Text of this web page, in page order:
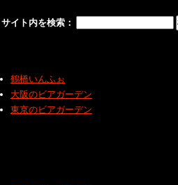
サイト内を検索：
鶴橋いんふぉ
大阪のビアガーデン
東京のビアガーデン